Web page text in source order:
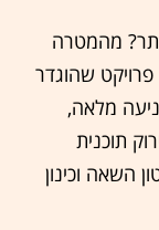
? מהמטרה
שהוגדר
מלאה,
תוכנית
השאה וכינון